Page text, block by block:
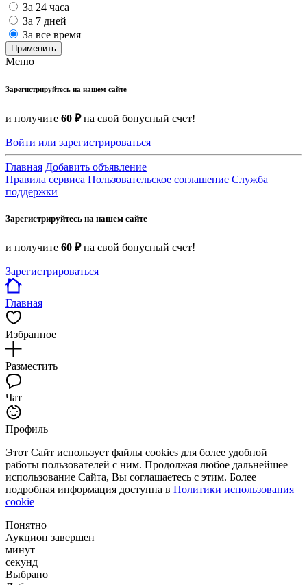
За 24 часа
За 7 дней
За все время
Применить
Меню
Зарегистрируйтесь на нашем сайте
и получите 60 ₽на свой бонусный счет!
Войти или зарегистрироваться
Главная Добавить объявление
Правила сервиса Пользовательское соглашение Служба
поддержки
Зарегистрируйтесь на нашем сайте
и получите 60 ₽на свой бонусный счет!
Зарегистрироваться
Главная
Избранное
Разместить
Чат
Профиль
Этот Сайт использует файлы cookies для более удобной
работы пользователей с ним. Продолжая любое дальнейшее
использование Сайта, Вы соглашаетесь с этим. Более
подробная информация доступна в Политики использования
cookie
Понятно
Аукцион завершен
минут
секунд
Выбрано